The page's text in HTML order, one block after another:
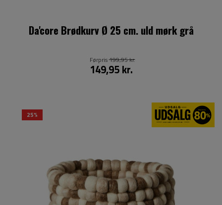
Da'core Brødkurv Ø 25 cm. uld mørk grå
149,95 kr.
Førpris199,95 kr.
25%